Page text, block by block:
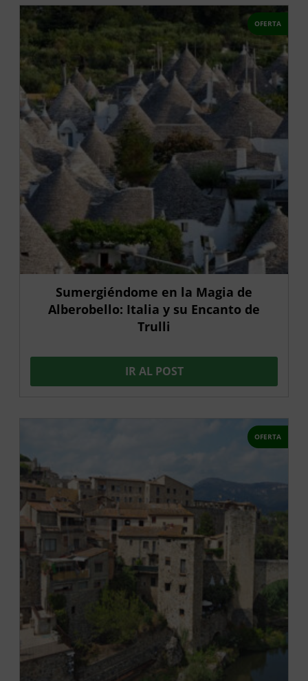
OFERTA
Sumergiéndome en la Magia de
Alberobello: Italia y su Encanto de
Trulli
IR AL POST
OFERTA